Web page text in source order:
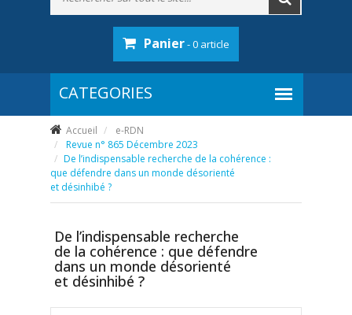
Panier- 0 article
Accueil
e-RDN
Revue n° 865 Décembre 2023
De l’indispensable recherche de la cohérence :
que défendre dans un monde désorienté
et désinhibé ?
De l’indispensable recherche
de la cohérence : que défendre
dans un monde désorienté
et désinhibé ?